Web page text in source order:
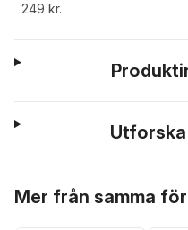
249 kr.
Mer från samma